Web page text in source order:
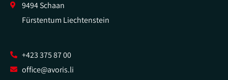
9494 Schaan
Fürstentum Liechtenstein
+423 375 87 00
office@avoris.li